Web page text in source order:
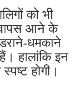
को भी
वापस आने के
धमकाने
हालांकि इन
होगी।